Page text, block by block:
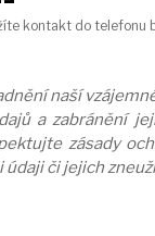
kontakt do telefonu
naší
a zabránění
zásady
údaji či jejich